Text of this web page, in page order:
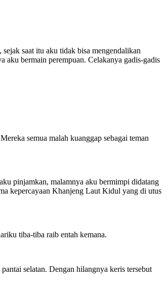
saat itu aku tidak bisa mengendalikan
aku bermain perempuan. Celakanya gadis-gadis
semua malah kuanggap sebagai teman
pinjamkan, malamnya aku bermimpi didatang
kepercayaan Khanjeng Laut Kidul yang di utus
tiba-tiba raib entah kemana.
selatan. Dengan hilangnya keris tersebut